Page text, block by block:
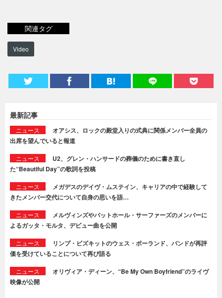
関連タグ
Video
最新記事
ニュース
オアシス、ロックの殿堂入りの式典に関係メンバー全員の
出席を望んでいると報道
ニュース
U2、グレン・ハンサードの葬儀のために書き直し
た“Beautiful Day”の歌詞を投稿
ニュース
メガデスのデイヴ・ムステイン、キャリアの中で経験して
きたメンバー交代について自身の思いを語…
ニュース
メルヴィンズやバットホール・サーファーズのメンバーに
よるガッタ・モルタ、デビュー曲を公開
ニュース
リンプ・ビズキットのウェス・ボーランド、バンドが再評
価を受けていることについて再び語る
ニュース
オリヴィア・ディーン、“Be My Own Boyfriend”のライヴ
映像が公開